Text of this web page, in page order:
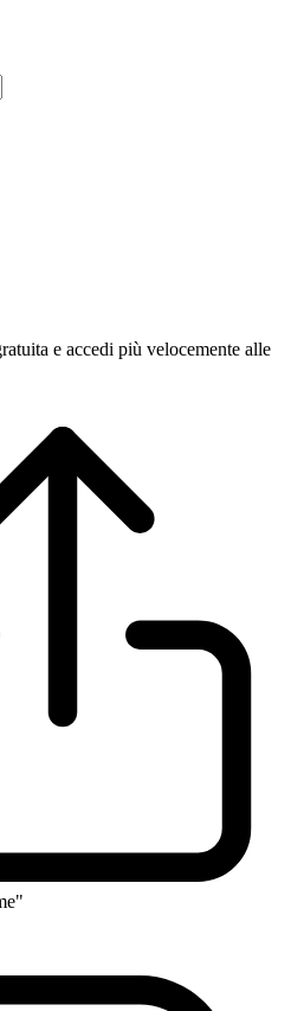
e accedi più velocemente alle